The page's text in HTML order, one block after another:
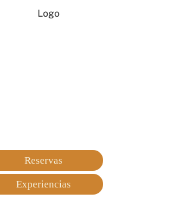
Reservas
Experiencias